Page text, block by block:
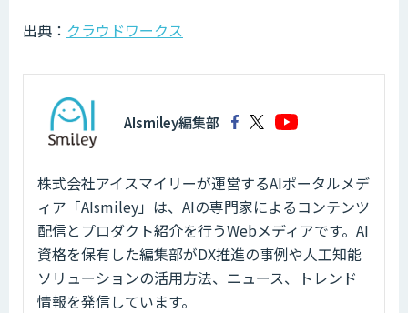
出典： クラウドワークス
AIsmiley編集部
株式会社アイスマイリーが運営するAIポータルメデ
ィア「AIsmiley」は、AIの専門家によるコンテンツ
配信とプロダクト紹介を行うWebメディアです。AI
資格を保有した編集部がDX推進の事例や人工知能
ソリューションの活用方法、ニュース、トレンド
情報を発信しています。